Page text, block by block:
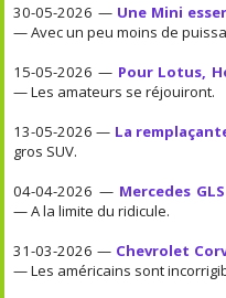
30-05-2026 — Une Mini
— Avec un peu moins de
15-05-2026 — Pour Lotus,
— Les amateurs se réjouiront.
13-05-2026 — La
gros SUV.
04-04-2026 — Mercedes
— A la limite du ridicule.
31-03-2026 — Chevrolet
— Les américains sont